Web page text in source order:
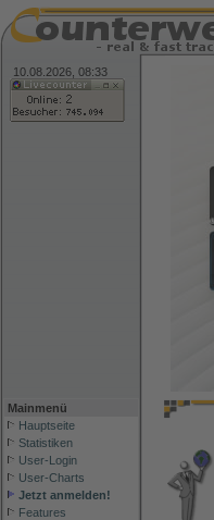
10.08.2026, 08:33
Mainmenü
Hauptseite
Statistiken
User-Login
User-Charts
Jetzt anmelden!
Features